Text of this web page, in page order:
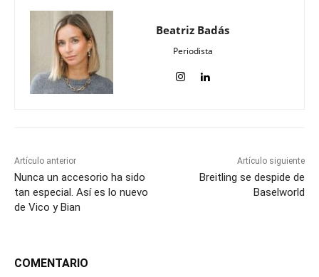
Beatriz Badás
Periodista
Artículo anterior
Nunca un accesorio ha sido
tan especial. Así es lo nuevo
de Vico y Bian
Artículo siguiente
Breitling se despide de
Baselworld
COMENTARIO